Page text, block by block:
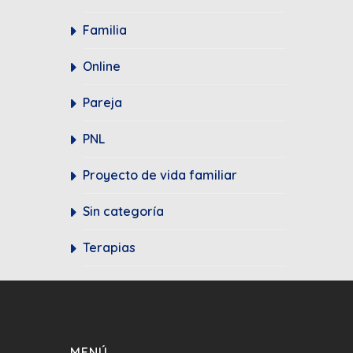
Familia
Online
Pareja
PNL
Proyecto de vida familiar
Sin categoría
Terapias